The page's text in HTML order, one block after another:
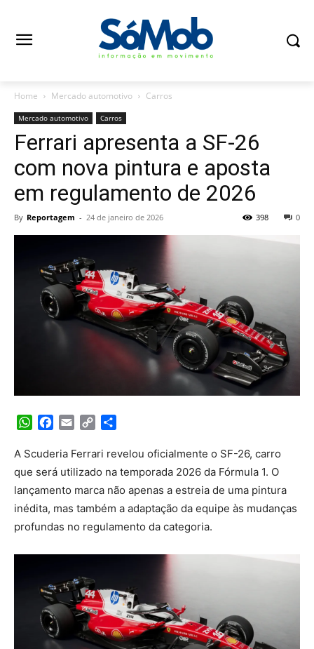
Home Mercado automotivo Carros
Mercado automotivo Carros
Ferrari apresenta a SF-26
com nova pintura e aposta
em regulamento de 2026
By Reportagem - 24 de janeiro de 2026 0
398
WhatsApp
Facebook
Email Copy
A Scuderia Ferrari revelou oficialmente o SF-26, carro
que será utilizado na temporada 2026 da Fórmula 1. O
lançamento marca não apenas a estreia de uma pintura
inédita, mas também a adaptação da equipe às mudanças
profundas no regulamento da categoria.